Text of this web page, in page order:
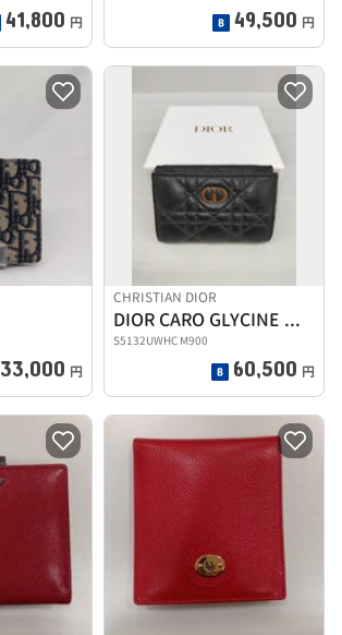
41,800 円 49,500 円
33,000 円
CHRISTIAN DIOR
DIOR CARO GLYCINE WALLET
S5132UWHC M900
60,500 円